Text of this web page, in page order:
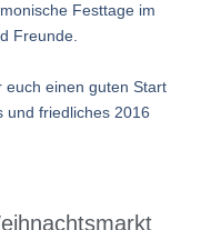
Festtage im
Freunde.
euch einen guten Start
und friedliches 2016